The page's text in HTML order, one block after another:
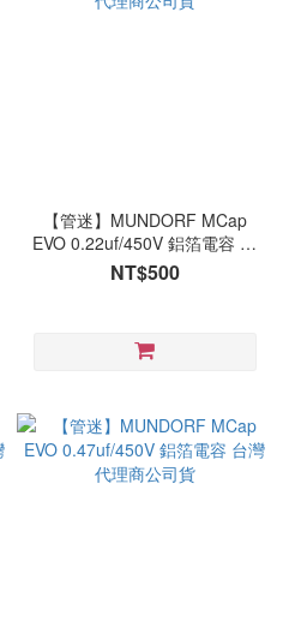
【管迷】MUNDORF MCap
EVO 0.22uf/450V 鋁箔電容 台
灣代理商公司貨
NT$500